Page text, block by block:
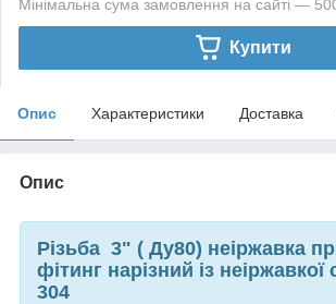
Мінімальна сума замовлення на сайті —
Купити
Опис Характеристики Доставка
Опис
Різьба 3" ( Ду80) неіржавка
фітинг нарізний із неіржавкої
304